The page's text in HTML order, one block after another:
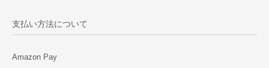
支払い方法について
Amazon Pay